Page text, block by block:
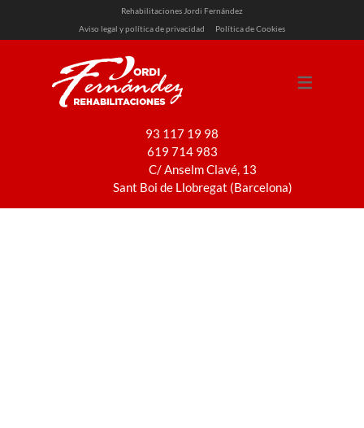
REHABILITACIÓN
Rehabilitaciones Jordi Fernández
Aviso legal y política de privacidad
Política de Cookies
93 117 19 98
619 714 983
C/ Anselm Clavé, 13
Sant Boi de Llobregat (Barcelona)